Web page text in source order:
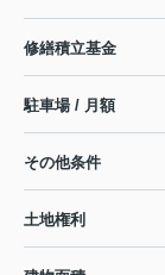
修繕積立基金
駐車場 / 月額
その他条件
土地権利